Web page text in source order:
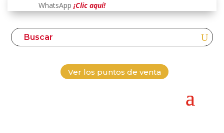
WhatsApp ¡Clic aquí!
Ver los puntos de venta